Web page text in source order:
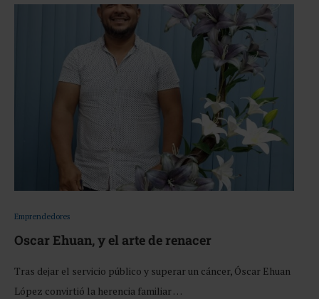
Emprendedores
Oscar Ehuan, y el arte de renacer
Tras dejar el servicio público y superar un cáncer, Óscar Ehuan
López convirtió la herencia familiar …